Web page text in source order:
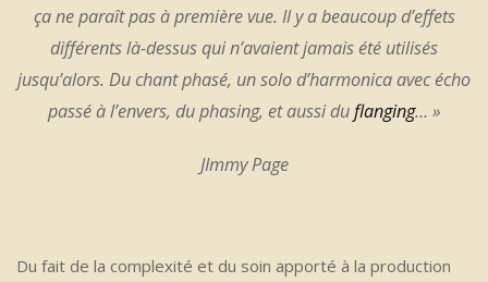
ça ne paraît pas à première vue. Il y a beaucoup d’effets
différents là-dessus qui n’avaient jamais été utilisés
jusqu’alors. Du chant phasé, un solo d’harmonica avec écho
passé à l’envers, du phasing, et aussi duflanging… »
JImmy Page
Du fait de la complexité et du soin apporté à la production